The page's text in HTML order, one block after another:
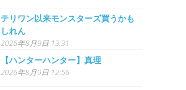
テリワン以来モンスターズ買うかも
しれん
2026年8月9日 13:31
【ハンターハンター】真理
2026年8月9日 12:56